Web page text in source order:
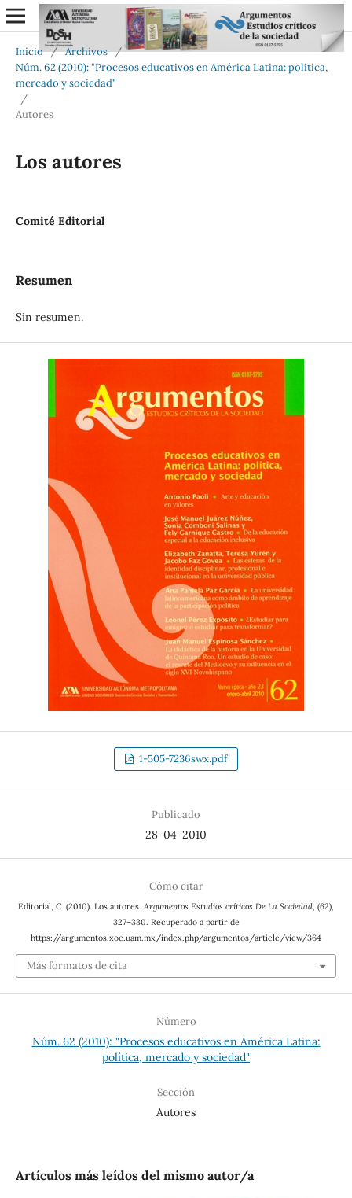
Inicio / Archivos /
Núm. 62 (2010): "Procesos educativos en América Latina: política,
mercado y sociedad"
/
Autores
Los autores
Comité Editorial
Resumen
Sin resumen.
1-505-7236swx.pdf
Publicado
28-04-2010
Cómo citar
Editorial, C. (2010). Los autores. Argumentos Estudios críticos De La Sociedad, (62),
327–330. Recuperado a partir de
https://argumentos.xoc.uam.mx/index.php/argumentos/article/view/364
Más formatos de cita
Número
Núm. 62 (2010): "Procesos educativos en América Latina:
política, mercado y sociedad"
Sección
Autores
Artículos más leídos del mismo autor/a